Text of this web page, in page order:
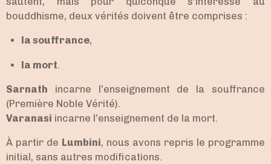
bouddhisme, deux vérités doivent être comprises :
la souffrance,
la mort.
Sarnath incarne l’enseignement de la souffrance
(Première Noble Vérité).
Varanasi incarne l’enseignement de la mort.
À partir de Lumbini, nous avons repris le programme
initial, sans autres modifications.